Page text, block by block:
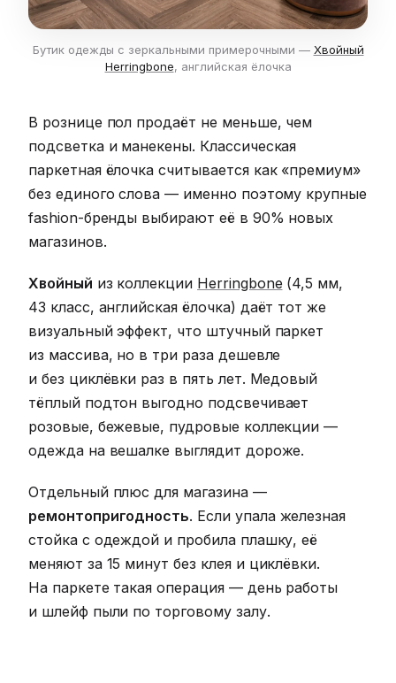
Бутик одежды с зеркальными примерочными — Хвойный
Herringbone, английская ёлочка
В рознице пол продаёт не меньше, чем
подсветка и манекены. Классическая
паркетная ёлочка считывается как «премиум»
без единого слова — именно поэтому крупные
fashion-бренды выбирают её в 90% новых
магазинов.
Хвойный из коллекции Herringbone (4,5 мм,
43 класс, английская ёлочка) даёт тот же
визуальный эффект, что штучный паркет
из массива, но в три раза дешевле
и без циклёвки раз в пять лет. Медовый
тёплый подтон выгодно подсвечивает
розовые, бежевые, пудровые коллекции —
одежда на вешалке выглядит дороже.
Отдельный плюс для магазина —
ремонтопригодность. Если упала железная
стойка с одеждой и пробила плашку, её
меняют за 15 минут без клея и циклёвки.
На паркете такая операция — день работы
и шлейф пыли по торговому залу.